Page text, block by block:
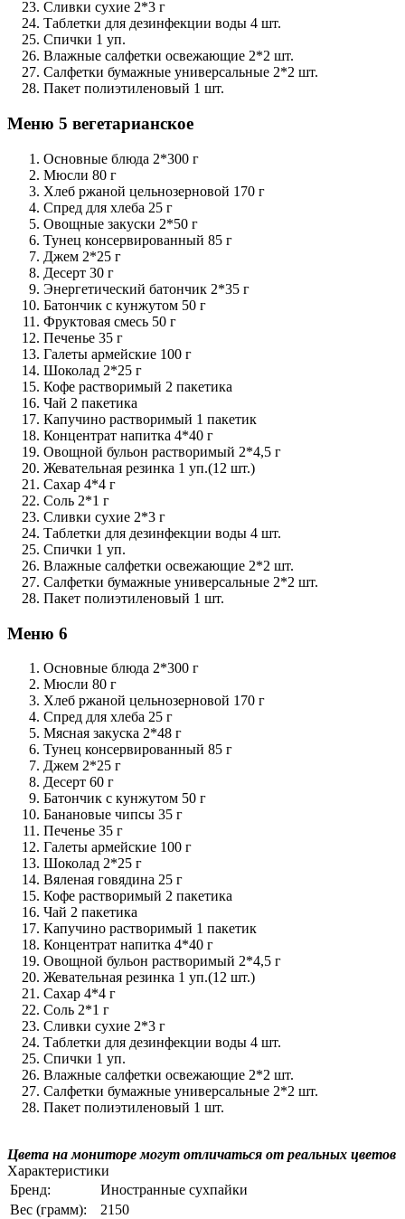
Сливки сухие 2*3 г
Таблетки для дезинфекции воды 4 шт.
Спички 1 уп.
Влажные салфетки освежающие 2*2 шт.
Салфетки бумажные универсальные 2*2 шт.
Пакет полиэтиленовый 1 шт.
Меню 5 вегетарианское
Основные блюда 2*300 г
Мюсли 80 г
Хлеб ржаной цельнозерновой 170 г
Спред для хлеба 25 г
Овощные закуски 2*50 г
Тунец консервированный 85 г
Джем 2*25 г
Десерт 30 г
Энергетический батончик 2*35 г
Батончик с кунжутом 50 г
Фруктовая смесь 50 г
Печенье 35 г
Галеты армейские 100 г
Шоколад 2*25 г
Кофе растворимый 2 пакетика
Чай 2 пакетика
Капучино растворимый 1 пакетик
Концентрат напитка 4*40 г
Овощной бульон растворимый 2*4,5 г
Жевательная резинка 1 уп.(12 шт.)
Сахар 4*4 г
Соль 2*1 г
Сливки сухие 2*3 г
Таблетки для дезинфекции воды 4 шт.
Спички 1 уп.
Влажные салфетки освежающие 2*2 шт.
Салфетки бумажные универсальные 2*2 шт.
Пакет полиэтиленовый 1 шт.
Меню 6
Основные блюда 2*300 г
Мюсли 80 г
Хлеб ржаной цельнозерновой 170 г
Спред для хлеба 25 г
Мясная закуска 2*48 г
Тунец консервированный 85 г
Джем 2*25 г
Десерт 60 г
Батончик с кунжутом 50 г
Банановые чипсы 35 г
Печенье 35 г
Галеты армейские 100 г
Шоколад 2*25 г
Вяленая говядина 25 г
Кофе растворимый 2 пакетика
Чай 2 пакетика
Капучино растворимый 1 пакетик
Концентрат напитка 4*40 г
Овощной бульон растворимый 2*4,5 г
Жевательная резинка 1 уп.(12 шт.)
Сахар 4*4 г
Соль 2*1 г
Сливки сухие 2*3 г
Таблетки для дезинфекции воды 4 шт.
Спички 1 уп.
Влажные салфетки освежающие 2*2 шт.
Салфетки бумажные универсальные 2*2 шт.
Пакет полиэтиленовый 1 шт.
Цвета на мониторе могут отличаться от реальных цветов
Характеристики
Бренд:
Иностранные сухпайки
Вес (грамм):
2150